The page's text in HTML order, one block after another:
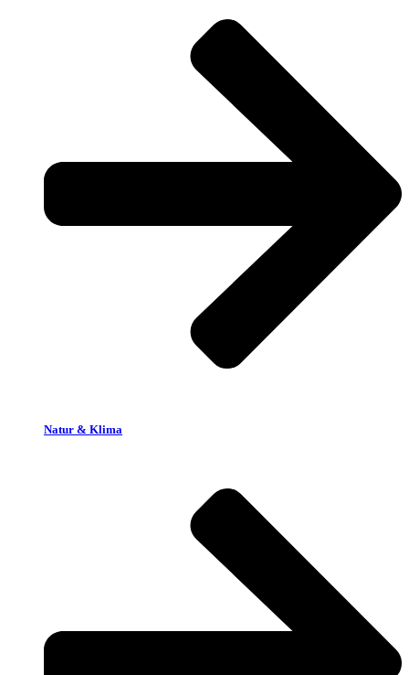
Natur & Klima